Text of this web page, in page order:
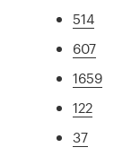
514
607
1659
122
37